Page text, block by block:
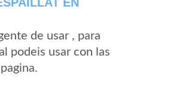
de usar , para
podeis usar con las